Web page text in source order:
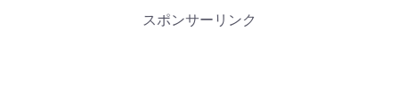
スポンサーリンク